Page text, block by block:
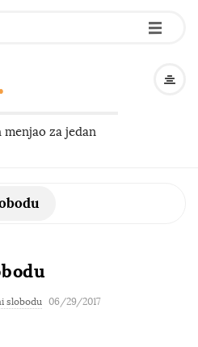
-
-
-
za jedan
slobodu 06/29/2017